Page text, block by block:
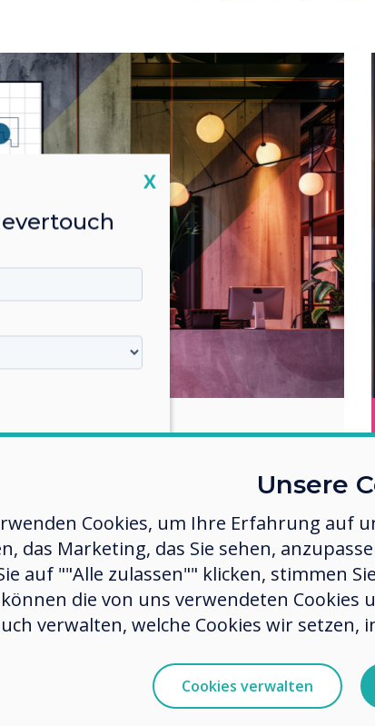
Digital Signage
Unsere
Cookies, um Ihre Erfahrung auf
das Marketing, das Sie sehen,
auf ""Alle zulassen"" klicken, stimmen
können die von uns verwendeten
verwalten, welche Cookies wir setzen,
Cookies verwalten
Close
X
oder Post
von
jederzeit abbestellen.
zu unseren
Ihre Privatsphäre
in unserer